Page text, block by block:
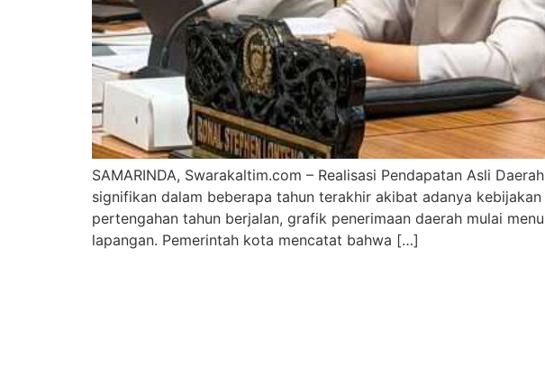
SAMARINDA, Swarakaltim.com – Realisasi Pendapatan Asli
signifikan dalam beberapa tahun terakhir akibat adanya
pertengahan tahun berjalan, grafik penerimaan daerah mulai
lapangan. Pemerintah kota mencatat bahwa […]